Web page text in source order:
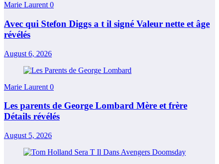
Marie Laurent 0
Avec qui Stefon Diggs a t il signé Valeur nette et âge
révélés
August 6, 2026
Marie Laurent 0
Les parents de George Lombard Mère et frère
Détails révélés
August 5, 2026